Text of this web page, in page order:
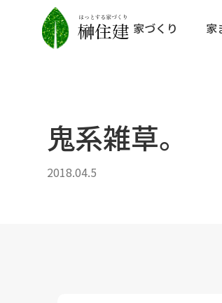
家づくり 家
鬼系雑草。
2018.04.5